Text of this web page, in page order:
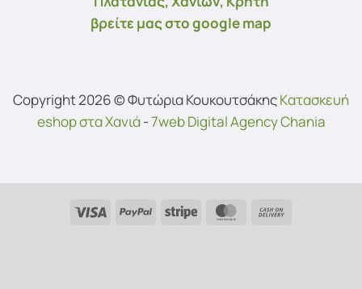
βρείτε μας στο google map
Copyright 2026 © Φυτώρια ΚουκουτσάκηςKατασκευή
eshop στα Χανιά-7web Digital Agency Chania
Visa PayPal Stripe MasterCard